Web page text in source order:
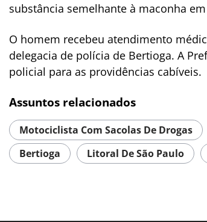
substância semelhante à maconha
O homem recebeu atendimento
delegacia de polícia de Bertioga. A
policial para as providências cabíveis.
Assuntos relacionados
Motociclista Com Sacolas De Drogas
Bertioga
Litoral De São Paulo